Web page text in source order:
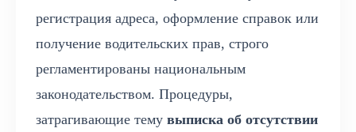
регистрация адреса, оформление справок или
получение водительских прав, строго
регламентированы национальным
законодательством. Процедуры,
затрагивающие тему выписка об отсутствии